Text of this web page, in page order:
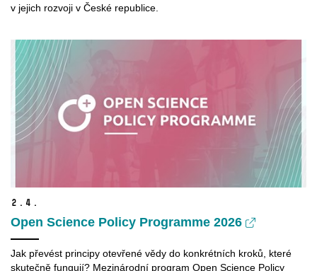
v jejich rozvoji v České republice.
2. 4.
Open Science Policy Programme 2026
Jak převést principy otevřené vědy do konkrétních kroků, které
skutečně fungují? Mezinárodní program Open Science Policy